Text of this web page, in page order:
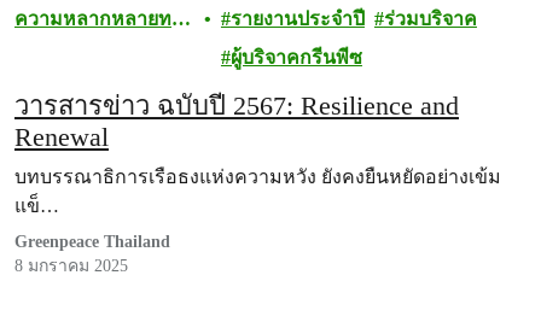
ความหลากหลายทาง
รายงานประจำปี
ร่วมบริจาค
ผู้บริจาคกรีนพีซ
วารสารข่าว ฉบับปี 2567: Resilience and
Renewal
บทบรรณาธิการเรือธงแห่งความหวัง ยังคงยืนหยัดอย่างเข้ม
แข็…
Greenpeace Thailand
8 มกราคม 2025